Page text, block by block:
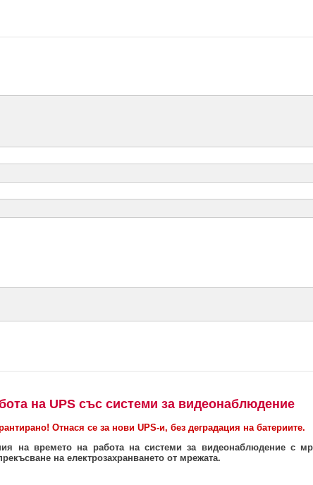
на UPS със системи за видеонаблюдение
Отнася се за нови UPS-и, без деградация на батериите.
на времето на работа на системи за видеонаблюдение с
на електрозахранването от мрежата.